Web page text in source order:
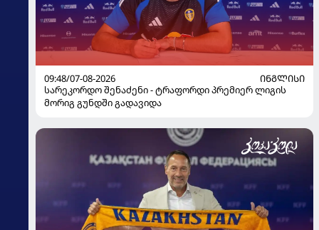
09:48/07-08-2026
ᲘᲜᲒᲚᲘᲡᲘ
სარეკორდო შენაძენი - ტრაფორდი პრემიერ ლიგის
მორიგ გუნდში გადავიდა